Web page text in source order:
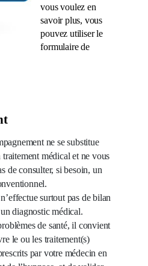
vous voulez en
savoir plus, vous
pouvez utiliser le
formulaire de
ne se substitue
traitement médical et ne vous
de consulter, si besoin, un
surtout pas de bilan
diagnostic médical.
de santé, il convient
le ou les traitement(s)
par votre médecin en